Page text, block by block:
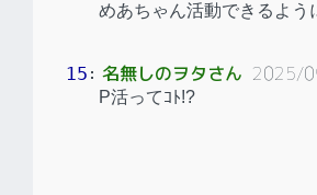
めあちゃん活動できるよ
15 ： 名無しのヲタさん 2025/
P活ってｺﾄ!?